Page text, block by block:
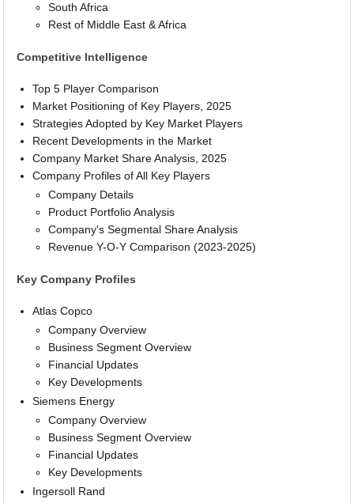
South Africa
Rest of Middle East & Africa
Competitive Intelligence
Top 5 Player Comparison
Market Positioning of Key Players, 2025
Strategies Adopted by Key Market Players
Recent Developments in the Market
Company Market Share Analysis, 2025
Company Profiles of All Key Players
Company Details
Product Portfolio Analysis
Company's Segmental Share Analysis
Revenue Y-O-Y Comparison (2023-2025)
Key Company Profiles
Atlas Copco
Company Overview
Business Segment Overview
Financial Updates
Key Developments
Siemens Energy
Company Overview
Business Segment Overview
Financial Updates
Key Developments
Ingersoll Rand